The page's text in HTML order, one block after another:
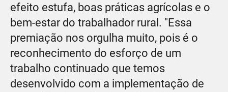
efeito estufa, boas práticas agrícolas e o
bem-estar do trabalhador rural. "Essa
premiação nos orgulha muito, pois é o
reconhecimento do esforço de um
trabalho continuado que temos
desenvolvido com a implementação de